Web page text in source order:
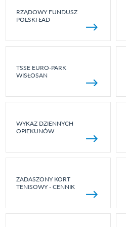
RZĄDOWY FUNDUSZ
POLSKI ŁAD
TSSE EURO-PARK
WISŁOSAN
WYKAZ DZIENNYCH
OPIEKUNÓW
ZADASZONY KORT
TENISOWY - CENNIK